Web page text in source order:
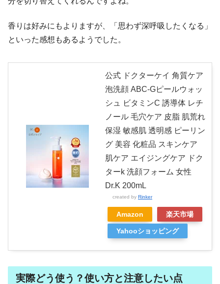
香りは好みにもよりますが、「思わず深呼吸したくなる」
といった感想もあるようでした。
公式 ドクターケイ 角質ケア
泡洗顔 ABC-Gピールウォッ
シュ ビタミンC 誘導体 レチ
ノール 毛穴ケア 皮脂 肌荒れ
保湿 敏感肌 透明感 ピーリン
グ 美容 化粧品 スキンケア
肌ケア エイジングケア ドク
ターk 洗顔フォーム 女性
Dr.K 200mL
created by Rinker
Amazon 楽天市場
Yahooショッピング
実際どう使う？使い方と注意したい点